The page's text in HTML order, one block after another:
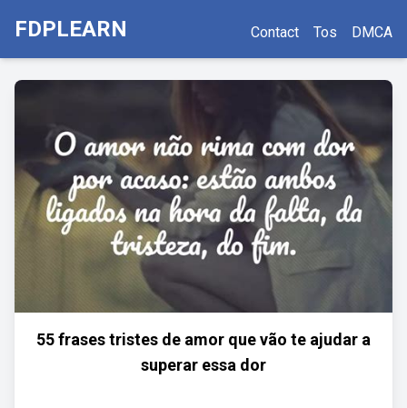
FDPLEARN Contact Tos DMCA
55 frases tristes de amor que vão te ajudar a
superar essa dor